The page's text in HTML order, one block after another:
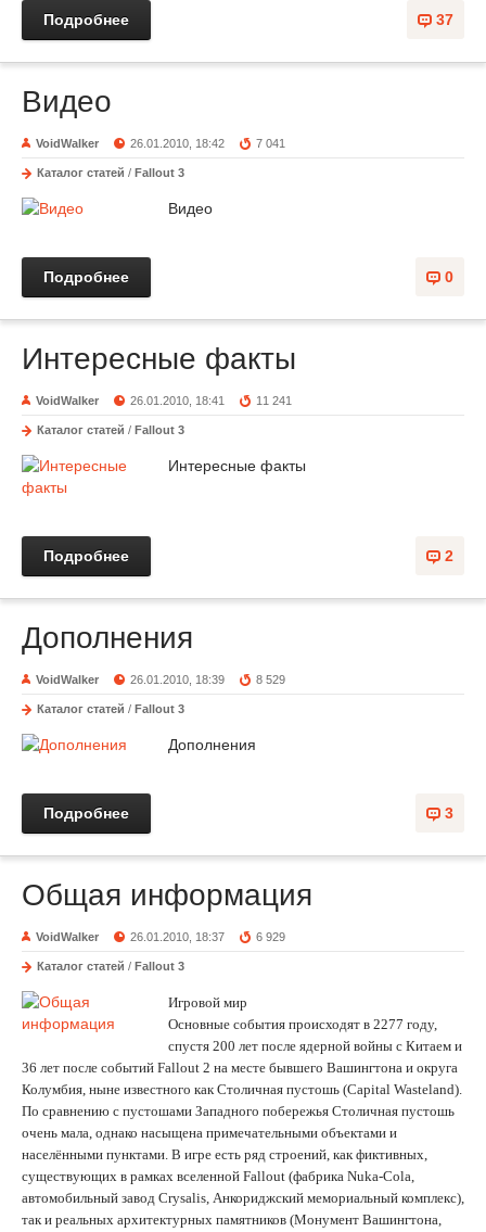
37
Подробнее
Видео
VoidWalker 26.01.2010, 18:42 7 041
Каталог статей / Fallout 3
Видео
0
Подробнее
Интересные факты
VoidWalker 26.01.2010, 18:41 11 241
Каталог статей / Fallout 3
Интересные факты
2
Подробнее
Дополнения
VoidWalker 26.01.2010, 18:39 8 529
Каталог статей / Fallout 3
Дополнения
3
Подробнее
Общая информация
VoidWalker 26.01.2010, 18:37 6 929
Каталог статей / Fallout 3
Игровой мир
Основные события происходят в 2277 году,
спустя 200 лет после ядерной войны с Китаем и
36 лет после событий Fallout 2 на месте бывшего Вашингтона и округа
Колумбия, ныне известного как Столичная пустошь (Capital Wasteland).
По сравнению с пустошами Западного побережья Столичная пустошь
очень мала, однако насыщена примечательными объектами и
населёнными пунктами. В игре есть ряд строений, как фиктивных,
существующих в рамках вселенной Fallout (фабрика Nuka-Cola,
автомобильный завод Crysalis, Анкориджский мемориальный комплекс),
так и реальных архитектурных памятников (Монумент Вашингтона,